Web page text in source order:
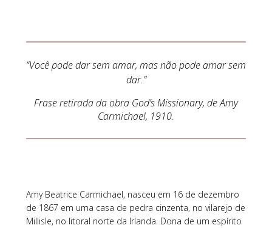
“Você pode dar sem amar, mas não pode amar sem
dar.”
Frase retirada da obra God’s Missionary, de Amy
Carmichael, 1910.
Amy Beatrice Carmichael, nasceu em 16 de dezembro
de 1867 em uma casa de pedra cinzenta, no vilarejo de
Millisle, no litoral norte da Irlanda. Dona de um espírito